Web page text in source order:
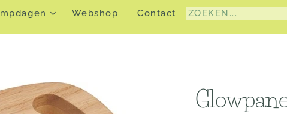
Webshop Contact